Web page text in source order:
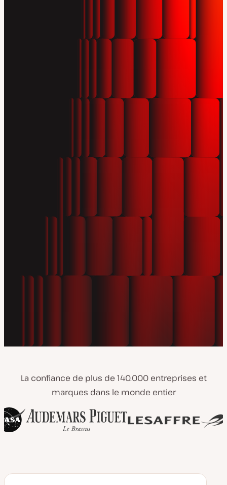
La confiance de plus de 140.000 entreprises et
marques dans le monde entier